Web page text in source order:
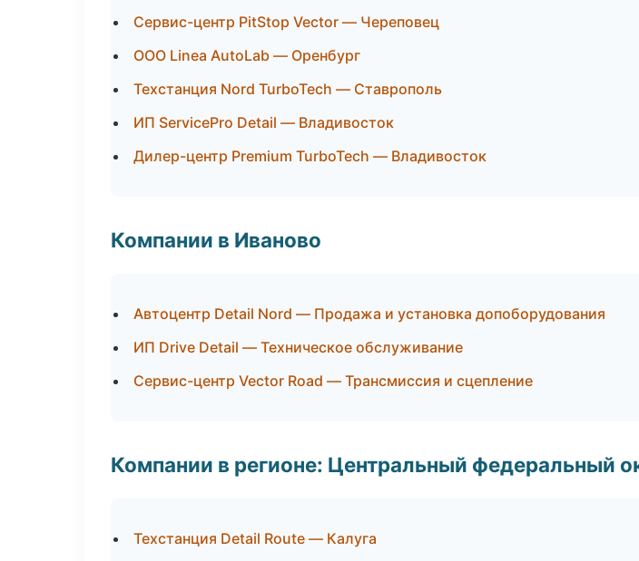
Сервис-центр PitStop Vector — Череповец
ООО Linea AutoLab — Оренбург
Техстанция Nord TurboTech — Ставрополь
ИП ServicePro Detail — Владивосток
Дилер-центр Premium TurboTech — Владивосток
Компании в Иваново
Автоцентр Detail Nord — Продажа и установка допоборудования
ИП Drive Detail — Техническое обслуживание
Сервис-центр Vector Road — Трансмиссия и сцепление
Компании в регионе: Центральный федеральный
Техстанция Detail Route — Калуга